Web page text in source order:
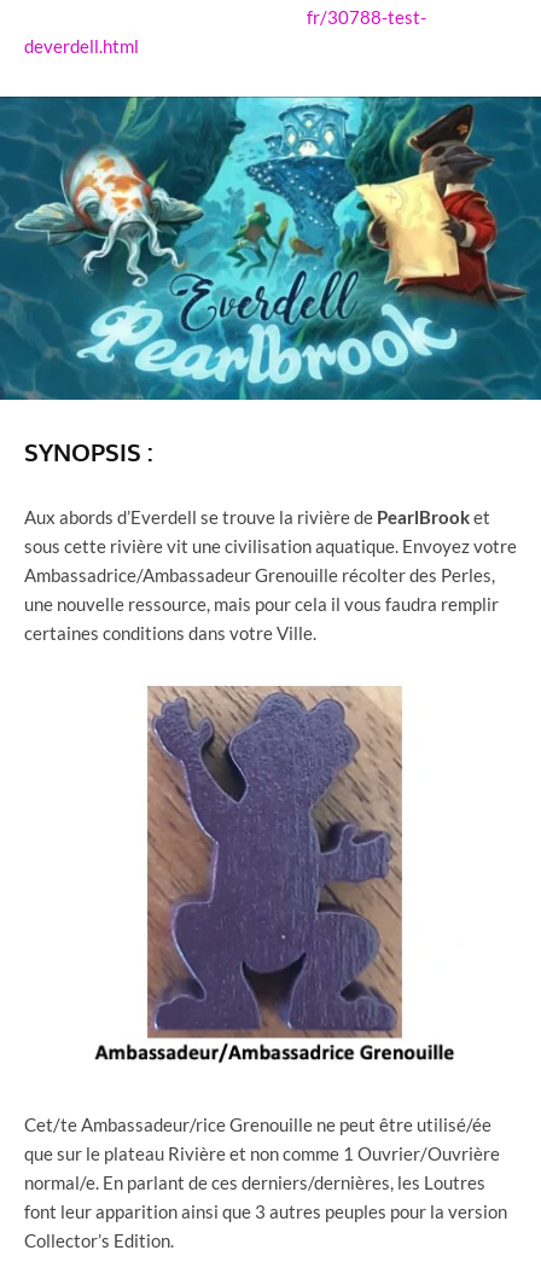
fr/30788-test-
deverdell.html
SYNOPSIS :
Aux abords d’Everdell se trouve la rivière de PearlBrooket
sous cette rivière vit une civilisation aquatique. Envoyez votre
Ambassadrice/Ambassadeur Grenouille récolter des Perles,
une nouvelle ressource, mais pour cela il vous faudra remplir
certaines conditions dans votre Ville.
Cet/te Ambassadeur/rice Grenouille ne peut être utilisé/ée
que sur le plateau Rivière et non comme 1 Ouvrier/Ouvrière
normal/e. En parlant de ces derniers/dernières, les Loutres
font leur apparition ainsi que 3 autres peuples pour la version
Collector’s Edition.